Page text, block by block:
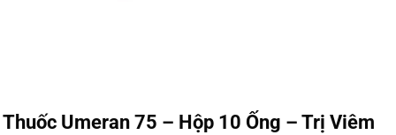
Thuốc Umeran 75 – Hộp 10 Ống – Trị Viêm